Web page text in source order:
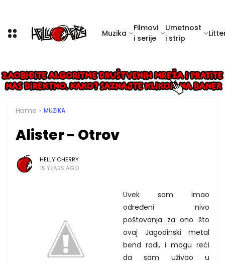
Muzika
Filmovi
i serije
Umetnost
i strip
Home MUZIKA
Alister - Otrov
HELLY CHERRY
15 YEARS AGO
Uvek sam imao
određeni nivo
poštovanja za ono što
ovaj Jagodinski metal
bend radi, i mogu reći
da sam uživao u